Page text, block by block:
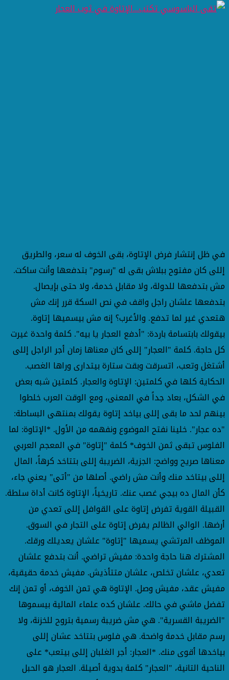
في ظل إنتشار فرض الإتاوة، بقى الخوف له سعر، والطريق
إللى كان مفتوح ببلاش بقى له "رسوم" بتدفعها وأنت ساكت.
مش بتدفعها للدولة، ولا مقابل خدمة، ولا حتى بإيصال.
بتدفعها علشان راجل واقف في نص السكة قرر إنك مش
هتعدي غير لما تدفع. والأغرب؟ إنه مش بيسميها إتاوة.
بيقولك بابتسامة باردة: "أدفع العجار يا بيه". كلمة واحدة غيرت
كل حاجة. كلمة "العجار" إللى كان معناها زمان أجر الراجل إللى
أشتغل وتعب، اتسرقت وبقت ستارة بيتدارى وراها الغصب.
الحكاية كلها في كلمتين: الإتاوة والعجار. كلمتين شبه بعض
في الشكل، بعاد جداً في المعنى، ومع الوقت العرب خلطوا
بينهم لحد ما بقى إللى بياخد إتاوة يقولك بمنتهى البساطة:
"ده عجار". خلينا نفتح الموضوع ونفهمه من الأول. *الإتاوة: لما
الفلوس تبقى ثمن الخوف* كلمة "إتاوة" في المعجم العربي
معناها صريح وواضح: الجزية، الضريبة إللى بتتاخد كرهاً، المال
إللى بيتاخد منك وأنت مش راضي. أصلها من "أتى" يعني جاء،
كأن المال ده بيجي غصب عنك. تاريخياً، الإتاوة كانت أداة سلطة.
القبيلة القوية تفرض إتاوة على القوافل إللى تعدي من
أرضها. الوالي الظالم يفرض إتاوة على التجار في السوق.
الموظف المرتشي يسميها "إتاوة" علشان يعديلك ورقك.
المشترك هنا حاجة واحدة: مفيش تراضي. أنت بتدفع علشان
تعدي، علشان تخلص، علشان متتأذيش. مفيش خدمة حقيقية،
مفيش عقد، مفيش وصل. الإتاوة هي تمن الخوف، أو تمن إنك
تفضل ماشي في حالك. علشان كده علماء المالية بيسموها
"الضريبة القسرية". هي مش ضريبة رسمية بتروح للخزنة، ولا
رسم مقابل خدمة واضحة. هي فلوس بتتاخد عشان إللى
بياخدها أقوى منك. *العجار: أجر الغلبان إللى بيتعب* على
الناحية التانية، "العجار" كلمة بدوية أصيلة. العجار هو الحبل